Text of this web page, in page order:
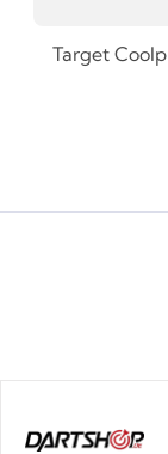
Target